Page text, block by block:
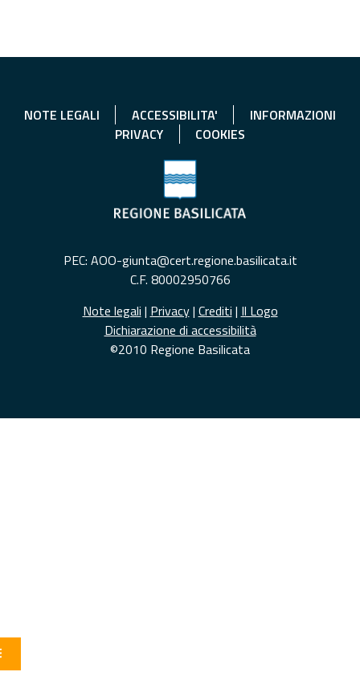
NOTE LEGALI ACCESSIBILITA'
INFORMAZIONI
PRIVACY
COOKIES
PEC: AOO-giunta@cert.regione.basilicata.it
C.F. 80002950766
Note legali | Privacy| Crediti | Il Logo
Dichiarazione di accessibilità
©2010 Regione Basilicata